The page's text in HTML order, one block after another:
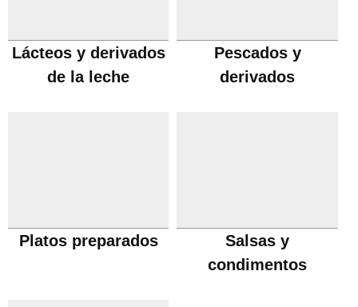
Lácteos y derivados
de la leche
Pescados y
derivados
Platos preparados
Salsas y
condimentos